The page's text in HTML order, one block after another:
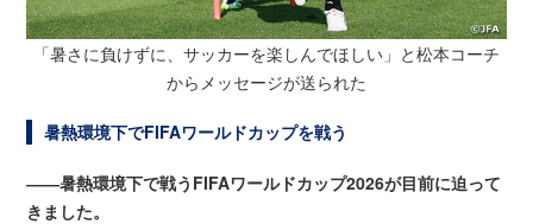
「暑さに負けずに、サッカーを楽しんでほしい」と松本コーチ
からメッセージが送られた
暑熱環境下でFIFAワールドカップを戦う
――暑熱環境下で戦うFIFAワールドカップ2026が目前に迫って
きました。